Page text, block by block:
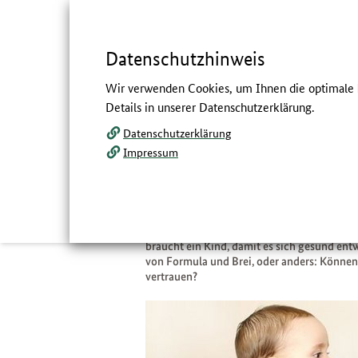
Navigation
und
Service
Hauptmenü
Servicemenü
Volltextsuche
Füttern nach Bedarf
braucht ein Kind, damit es sich gesund
von Formula und Brei, oder anders:
vertrauen?
Datenschutzhinweis
Wir verwenden Cookies, um Ihnen die
Details in unserer Datenschutzerklärung.
Datenschutzerklärung
Impressum